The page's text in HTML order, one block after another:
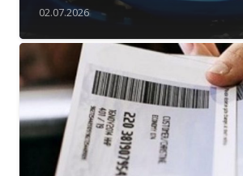
02.07.2026